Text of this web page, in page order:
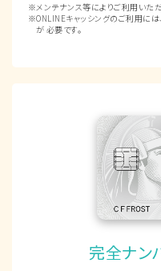
メンテナンス等によりご利用いた
ONLINEキャッシングのご利用に
が 必要です。
完全ナン